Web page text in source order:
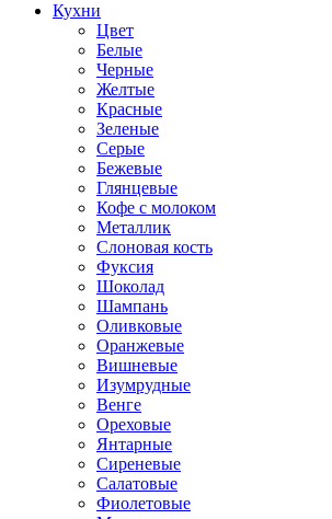
Кухни
Цвет
Белые
Черные
Желтые
Красные
Зеленые
Серые
Бежевые
Глянцевые
Кофе с молоком
Металлик
Слоновая кость
Фуксия
Шоколад
Шампань
Оливковые
Оранжевые
Вишневые
Изумрудные
Венге
Ореховые
Янтарные
Сиреневые
Салатовые
Фиолетовые